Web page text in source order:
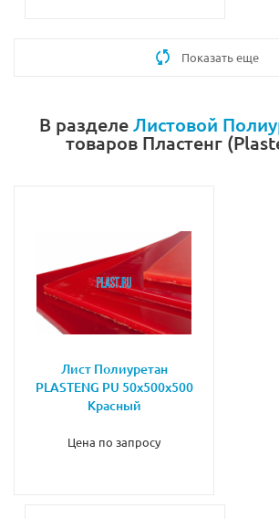
Показать еще
В разделеЛистовой
товаров Пластенг
Лист Полиуретан
PLASTENG PU 50х500х500
Красный
Цена по запросу